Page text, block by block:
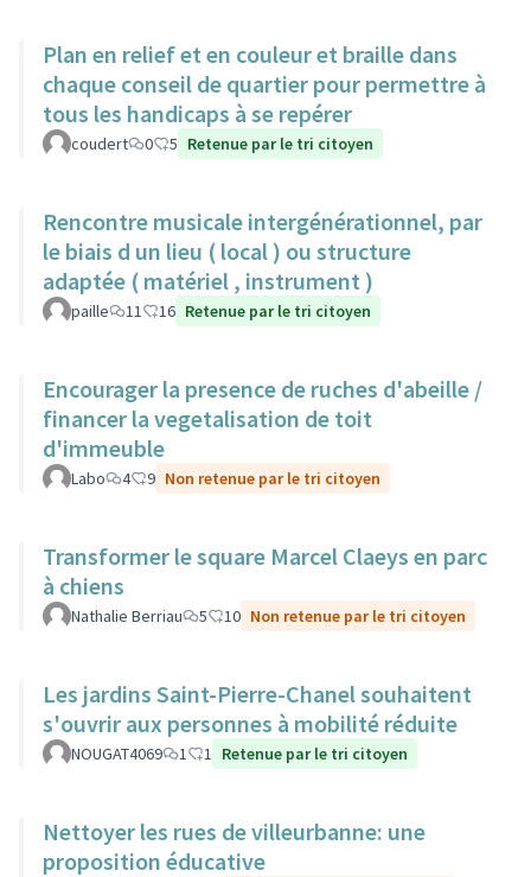
Plan en relief et en couleur et braille dans
chaque conseil de quartier pour permettre à
tous les handicaps à se repérer
coudert 0 5 Retenue par le tri citoyen
Rencontre musicale intergénérationnel, par
le biais d un lieu ( local ) ou structure
adaptée ( matériel , instrument )
paille 11 16 Retenue par le tri citoyen
Encourager la presence de ruches d'abeille /
financer la vegetalisation de toit
d'immeuble
Labo 4 9 Non retenue par le tri citoyen
Transformer le square Marcel Claeys en parc
à chiens
Nathalie Berriau 5 10 Non retenue par le tri citoyen
Les jardins Saint-Pierre-Chanel souhaitent
s'ouvrir aux personnes à mobilité réduite
NOUGAT4069 1 1 Retenue par le tri citoyen
Nettoyer les rues de villeurbanne: une
proposition éducative